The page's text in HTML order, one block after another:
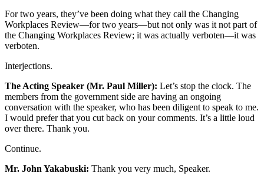
For two years, they’ve been doing what they call the Changing
Workplaces Review—for two years—but not only was it not part of
the Changing Workplaces Review; it was actually verboten—it was
verboten.
Interjections.
The Acting Speaker (Mr. Paul Miller): Let’s stop the clock. The
members from the government side are having an ongoing
conversation with the speaker, who has been diligent to speak to me.
I would prefer that you cut back on your comments. It’s a little loud
over there. Thank you.
Continue.
Mr. John Yakabuski: Thank you very much, Speaker.